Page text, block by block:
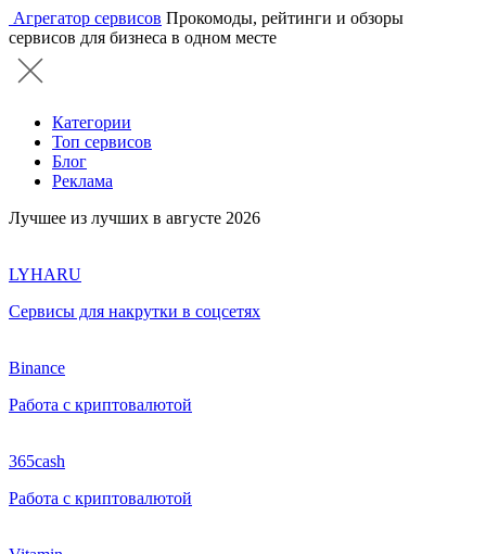
Агрегатор сервисов Прокомоды, рейтинги и обзоры
сервисов для бизнеса в одном месте
Категории
Топ сервисов
Блог
Реклама
Лучшее из лучших в августе 2026
LYHARU
Сервисы для накрутки в соцсетях
Binance
Работа с криптовалютой
365cash
Работа с криптовалютой